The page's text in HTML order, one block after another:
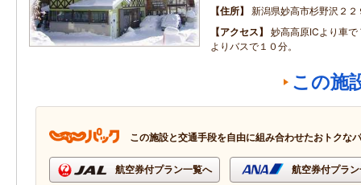
住所
新潟県妙高市杉野沢２２
アクセス
妙高高原ICより車
よりバスで１０分。
この施
この施設と交通手段を自由に組み合わせたおトクな
航空券付プラン一覧へ 航空券付プラ